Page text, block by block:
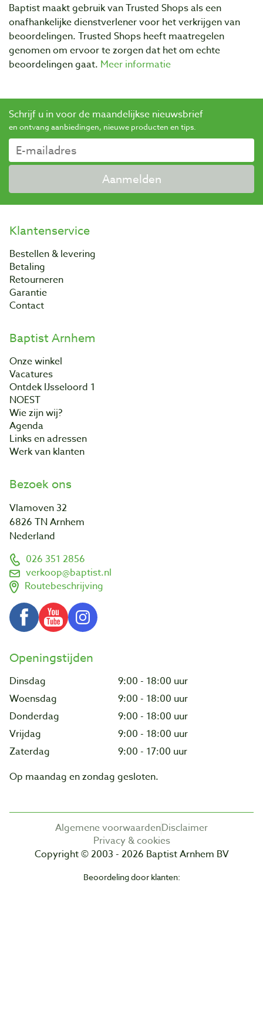
Baptist maakt gebruik van Trusted Shops als een
onafhankelijke dienstverlener voor het verkrijgen van
beoordelingen. Trusted Shops heeft maatregelen
genomen om ervoor te zorgen dat het om echte
beoordelingen gaat. Meer informatie
Schrijf u in voor de maandelijkse nieuwsbrief
en ontvang aanbiedingen, nieuwe producten en tips.
Aanmelden
Klantenservice
Bestellen & levering
Betaling
Retourneren
Garantie
Contact
Baptist Arnhem
Onze winkel
Vacatures
Ontdek IJsseloord 1
NOEST
Wie zijn wij?
Agenda
Links en adressen
Werk van klanten
Bezoek ons
Vlamoven 32
6826 TN Arnhem
Nederland
026 351 2856
verkoop@baptist.nl
Routebeschrijving
Openingstijden
Dinsdag
9:00 - 18:00 uur
Woensdag
9:00 - 18:00 uur
Donderdag
9:00 - 18:00 uur
Vrijdag
9:00 - 18:00 uur
Zaterdag
9:00 - 17:00 uur
Op maandag en zondag gesloten.
Algemene voorwaardenDisclaimer
Privacy & cookies
Copyright © 2003 - 2026 Baptist Arnhem BV
Beoordeling door klanten: